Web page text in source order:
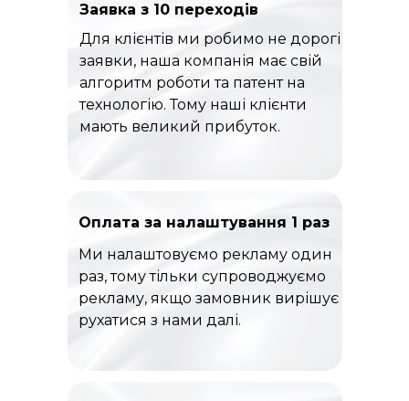
Оплата за налаштування 1 раз
Ми налаштовуємо рекламу один
раз, тому тільки супроводжуємо
рекламу, якщо замовник вирішує
рухатися з нами далі.
Заявка з 10 переходів
Для клієнтів ми робимо не дорогі
заявки, наша компанія має свій
алгоритм роботи та патент на
технологію. Тому наші клієнти
мають великий прибуток.